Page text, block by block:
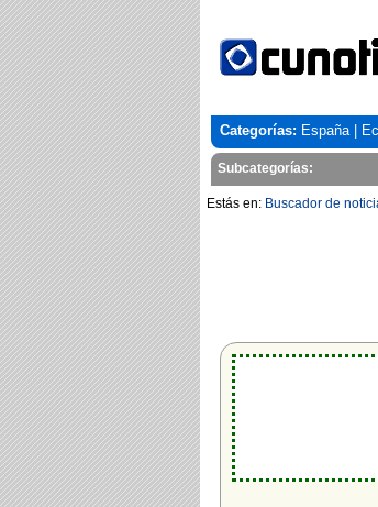
Categorías: España|
Subcategorías:
Estás en: Buscador de